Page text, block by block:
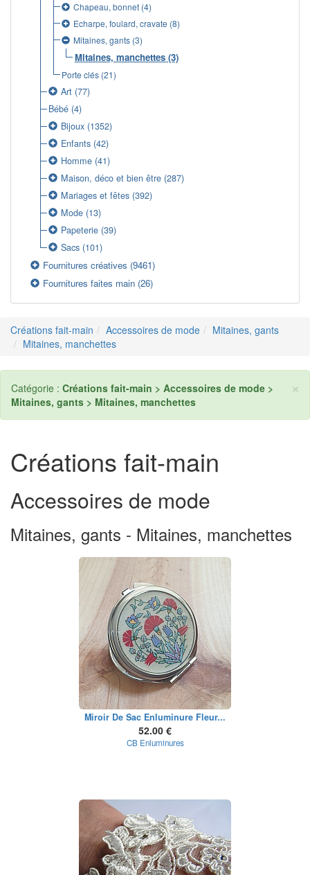
Chapeau, bonnet(4)
Echarpe, foulard, cravate (8)
Mitaines, gants(3)
Mitaines, manchettes(3)
Porte clés(21)
Art (77)
Bébé (4)
Bijoux (1352)
Enfants (42)
Homme (41)
Maison, déco et bien être (287)
Mariages et fêtes (392)
Mode (13)
Papeterie (39)
Sacs (101)
Fournitures créatives (9461)
Fournitures faites main (26)
Créations fait-main Accessoires de mode
Mitaines, gants
Mitaines, manchettes
×
Catégorie : Créations fait-main > Accessoires de mode >
Mitaines, gants > Mitaines, manchettes
Créations fait-main
Accessoires de mode
Mitaines, gants - Mitaines, manchettes
Miroir De Sac Enluminure Fleur...
52.00 €
CB Enluminures